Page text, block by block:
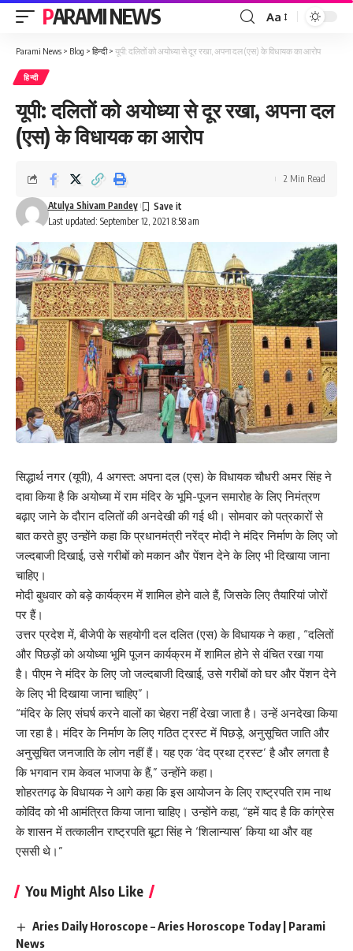
PARAMI NEWS
Font
Resizer
Aa
Parami News > Blog > हिन्दी> यूपी: दलितों को अयोध्या से दूर रखा, अपना दल (एस) के विधायक का आरोप
हिन्दी
यूपी: दलितों को अयोध्या से दूर रखा, अपना दल
(एस) के विधायक का आरोप
Last updated: September 12, 2021 8:58 am
Atulya Shivam Pandey
2 Min Read
सिद्धार्थ नगर (यूपी), 4 अगस्त: अपना दल (एस) के विधायक चौधरी अमर सिंह ने
दावा किया है कि अयोध्या में राम मंदिर के भूमि-पूजन समारोह के लिए निमंत्रण
बढ़ाए जाने के दौरान दलितों की अनदेखी की गई थी। सोमवार को पत्रकारों से
बात करते हुए उन्होंने कहा कि प्रधानमंत्री नरेंद्र मोदी ने मंदिर निर्माण के लिए जो
जल्दबाजी दिखाई, उसे गरीबों को मकान और पेंशन देने के लिए भी दिखाया जाना
चाहिए।
मोदी बुधवार को बड़े कार्यक्रम में शामिल होने वाले हैं, जिसके लिए तैयारियां जोरों
पर हैं।
उत्तर प्रदेश में, बीजेपी के सहयोगी दल दलित (एस) के विधायक ने कहा , “दलितों
और पिछड़ों को अयोध्या भूमि पूजन कार्यक्रम में शामिल होने से वंचित रखा गया
है। पीएम ने मंदिर के लिए जो जल्दबाजी दिखाई, उसे गरीबों को घर और पेंशन देने
के लिए भी दिखाया जाना चाहिए”।
“मंदिर के लिए संघर्ष करने वालों का चेहरा नहीं देखा जाता है। उन्हें अनदेखा किया
जा रहा है। मंदिरके निर्माण के लिए गठित ट्रस्ट में पिछड़े, अनुसूचित जाति और
अनुसूचित जनजाति के लोग नहीं हैं। यह एक ‘वेद प्रथा ट्रस्ट’ है और लगता है
कि भगवान राम केवल भाजपा के हैं,” उन्होंने कहा।
शोहरतगढ़ के विधायक ने आगे कहा कि इस आयोजन के लिए राष्ट्रपति राम नाथ
कोविंद को भी आमंत्रित किया जाना चाहिए। उन्होंने कहा, “हमें याद है कि कांग्रेस
के शासन में तत्कालीन राष्ट्रपति बूटा सिंह ने ‘शिलान्यास’ किया था और वह
एससीथे ।”
You Might Also Like
Aries Daily Horoscope – Aries Horoscope Today | Parami
News